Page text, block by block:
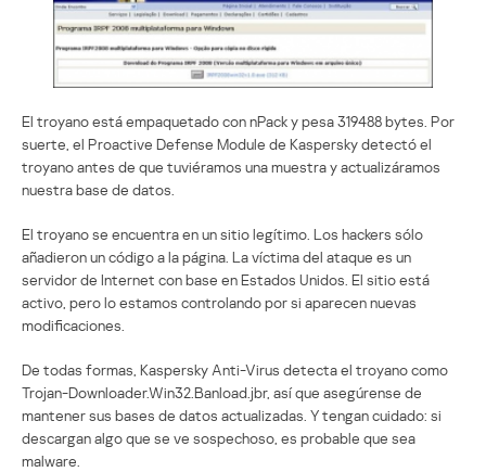
El troyano está empaquetado con nPack y pesa 319488 bytes. Por
suerte, el Proactive Defense Module de Kaspersky detectó el
troyano antes de que tuviéramos una muestra y actualizáramos
nuestra base de datos.
El troyano se encuentra en un sitio legítimo. Los hackers sólo
añadieron un código a la página. La víctima del ataque es un
servidor de Internet con base en Estados Unidos. El sitio está
activo, pero lo estamos controlando por si aparecen nuevas
modificaciones.
De todas formas, Kaspersky Anti-Virus detecta el troyano como
Trojan-Downloader.Win32.Banload.jbr, así que asegúrense de
mantener sus bases de datos actualizadas. Y tengan cuidado: si
descargan algo que se ve sospechoso, es probable que sea
malware.